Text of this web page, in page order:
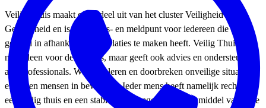
Veilig Thuis maakt onderdeel uit van het cluster Veiligheid &
Gezondheid en is het advies- en meldpunt voor iedereen die met
geweld in afhankelijkheidsrelaties te maken heeft. Veilig Thuis is er
niet alleen voor de burgers, maar geeft ook advies en ondersteuning
aan professionals. We signaleren en doorbreken onveilige situaties
en zetten mensen in beweging. Ieder mens heeft namelijk recht op
een veilig thuis en een stabiele leefomgeving. Door middel van deze